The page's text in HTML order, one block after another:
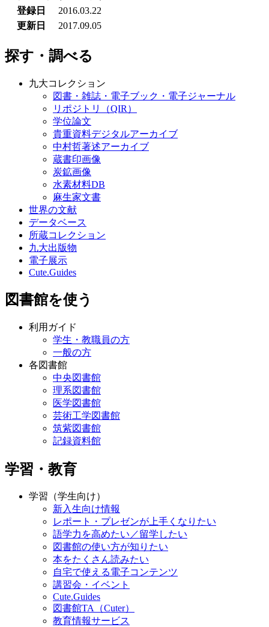
登録日
2016.03.22
更新日
2017.09.05
探す・調べる
九大コレクション
図書・雑誌・電子ブック・電子ジャーナル
リポジトリ（QIR）
学位論文
貴重資料デジタルアーカイブ
中村哲著述アーカイブ
蔵書印画像
炭鉱画像
水素材料DB
麻生家文書
世界の文献
データベース
所蔵コレクション
九大出版物
電子展示
Cute.Guides
図書館を使う
利用ガイド
学生・教職員の方
一般の方
各図書館
中央図書館
理系図書館
医学図書館
芸術工学図書館
筑紫図書館
記録資料館
学習・教育
学習（学生向け）
新入生向け情報
レポート・プレゼンが上手くなりたい
語学力を高めたい／留学したい
図書館の使い方が知りたい
本をたくさん読みたい
自宅で使える電子コンテンツ
講習会・イベント
Cute.Guides
図書館TA（Cuter）
教育情報サービス